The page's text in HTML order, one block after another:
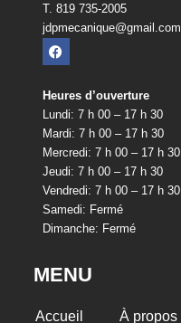
T. 819 735-2005
jdpmecanique@gmail.com
Heures d’ouverture
Lundi: 7 h 00 – 17 h 30
Mardi: 7 h 00 – 17 h 30
Mercredi: 7 h 00 – 17 h 30
Jeudi: 7 h 00 – 17 h 30
Vendredi: 7 h 00 – 17 h 30
Samedi: Fermé
Dimanche: Fermé
MENU
Accueil À propos